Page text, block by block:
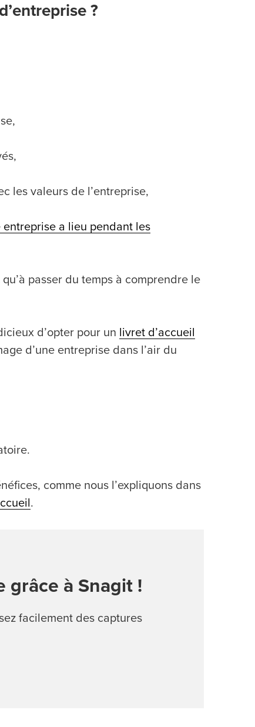
?
les valeurs de l’entreprise,
a lieu pendant les
passer du temps à comprendre le
d’opter pour un livret d’accueil
d’une entreprise dans l’air du
comme nous l’expliquons dans
.
grâce à Snagit !
facilement des captures